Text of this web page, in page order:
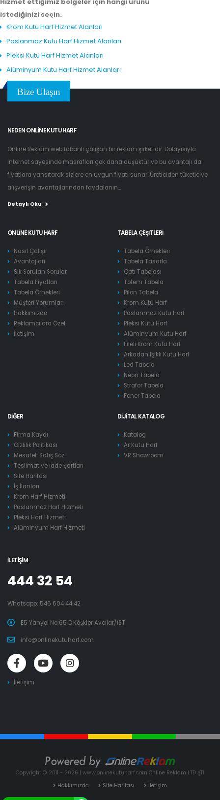
istediğinizi seçin.
Krom Kutu Harf Hizmet Alanları
Paslanmaz Kutu Harf Hizmet Alanları
Pleksi Kutu Harf Hizmet Alanları
Alüminyum Kutu Harf Hizmet Alanları
Bize Ulaşın
NEDEN ONLINE KUTU HARF
Online Reklam web tabanlı çalışan bir reklam şirketidir. Dolayısıyla
internet sayesinde masrafları çok daha düşüktür ve bu avantajı da
fiyatlara yansıtarak sizlere en uygun fiyatı sunar. Üreticiden tüketiciye
alışverişin avantajlarından faydalanın...
Detaylı Oku
ONLINE KUTU HARF
Nasıl Çalışır
Avantajları
Sık Sorulan Sorular
Tabela Fiyatları
Tabela Örnekleri
Müşteri Yorumları
Hakkımızda
Reklamcılara Özel
İletişim
TABELA ÇEŞITLERI
Tabela Örnekleri
Tabela Tasarla
Çatı Tabelası
Totem Tabela
Pilon Tabela
Krom Kutu Harf
Paslanmaz Kutu Harf
Pleksi Kutu Harf
Alüminyum Kutu Harf
Fileli Krom Kutu Harf
Arkadan Işıklı Kutu Harf
Led Tabela
Neon Tabela
Strafor Tabela
Fener Tabela
DIĞER
Firma Kaydı
Gizlilik Politikası
Mesafeli Satış Söz.
Teslimat ve İade Şartları
Site Haritası
İş İlanları
Krom Harf Hizmeti
Paslanmaz Harf Hizmeti
Pleksi Harf Hizmeti
Alüminyum Harf Hizmeti
DIJITAL KATALOG
Katalog
Ar Kutu Harf
VR Showroom
İLETIŞIM
444 32 54
Whatsapp: 546 604 44 42
E5 Yanyol No:65 D.Köşkler Avcılar/İST
info@onlinekutuharf.com
İletişim
Copyright © 2011 - 2026 | www.onlinekutuharf.com Online Reklam LTD ŞTİ
Hakkımızda
Site Haritası İletişim